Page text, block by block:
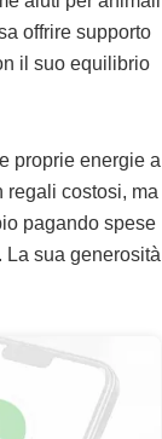
offrire supporto
il suo equilibrio
proprie energie a
regali costosi, ma
pagando spese
La sua generosità